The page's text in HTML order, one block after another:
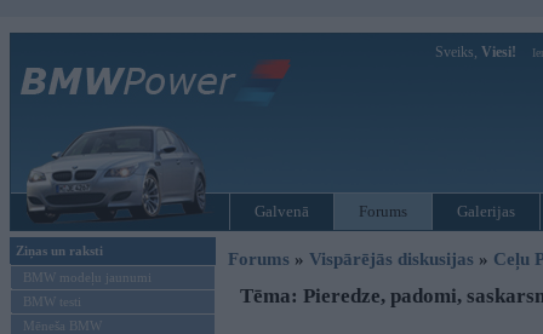
Sveiks, Viesi!
Galvenā Forums Galerijas
Ziņas un raksti
BMW modeļu jaunumi
BMW testi
Mēneša BMW
Forums » Vispārējās diskusijas » Ceļu
Tēma: Pieredze, padomi,